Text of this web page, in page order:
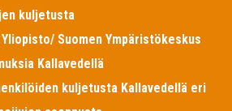
kuljetusta
Suomen Ympäristökeskus
Kallavedellä
kuljetusta Kallavedellä eri